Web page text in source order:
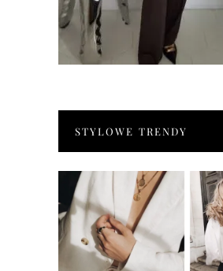
STYLOWE TRENDY